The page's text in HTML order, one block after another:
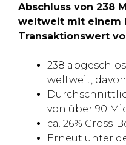
Abschluss von 238
weltweit mit einem
Transaktionswert
238
weltweit,
von über 90
ca. 26% Cross-
Erneut unter